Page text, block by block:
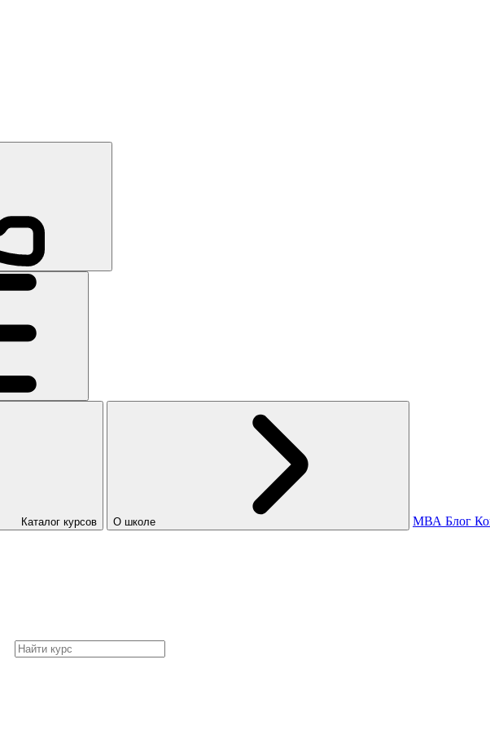
Каталог курсов О школе МВА Блог